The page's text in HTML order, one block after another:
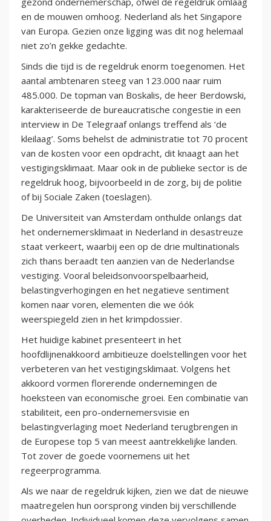
en de mouwen omhoog. Nederland als het Singapore
van Europa. Gezien onze ligging was dit nog helemaal
niet zo’n gekke gedachte.
Sinds die tijd is de regeldruk enorm toegenomen. Het
aantal ambtenaren steeg van 123.000 naar ruim
485.000. De topman van Boskalis, de heer Berdowski,
karakteriseerde de bureaucratische congestie in een
interview in De Telegraaf onlangs treffend als ‘de
kleilaag’. Soms behelst de administratie tot 70 procent
van de kosten voor een opdracht, dit knaagt aan het
vestigingsklimaat. Maar ook in de publieke sector is de
regeldruk hoog, bijvoorbeeld in de zorg, bij de politie
of bij Sociale Zaken (toeslagen).
De Universiteit van Amsterdam onthulde onlangs dat
het ondernemersklimaat in Nederland in desastreuze
staat verkeert, waarbij een op de drie multinationals
zich thans beraadt ten aanzien van de Nederlandse
vestiging. Vooral beleidsonvoorspelbaarheid,
belastingverhogingen en het negatieve sentiment
komen naar voren, elementen die we óók
weerspiegeld zien in het krimpdossier.
Het huidige kabinet presenteert in het
hoofdlijnenakkoord ambitieuze doelstellingen voor het
verbeteren van het vestigingsklimaat. Volgens het
akkoord vormen florerende ondernemingen de
hoeksteen van economische groei. Een combinatie van
stabiliteit, een pro-ondernemersvisie en
belastingverlaging moet Nederland terugbrengen in
de Europese top 5 van meest aantrekkelijke landen.
Tot zover de goede voornemens uit het
regeerprogramma.
Als we naar de regeldruk kijken, zien we dat de nieuwe
maatregelen hun oorsprong vinden bij verschillende